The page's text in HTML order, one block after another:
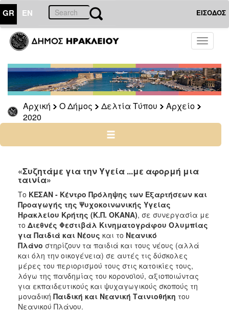
GR EN ΕΙΣΟΔΟΣ
Toggle
Αρχική Ο Δήμος Δελτία Τύπου
Αρχείο
2020
ΔΗΜΟΣ
Δελτία
Τύπου
Αρχείο
2026
2025
2022
2021
2020
2019
2018
2017
2016
2015
2013
2012
«Συζητάμε για την Υγεία ...με αφορμή μια
ταινία»
Το ΚΕΣΑΝ - Κέντρο Πρόληψης των Εξαρτήσεων και
Προαγωγής της Ψυχοκοινωνικής Υγείας
Ηρακλείου Κρήτης (Κ.Π. ΟΚΑΝΑ), σε συνεργασία με
το Διεθνές Φεστιβάλ Κινηματογράφου Ολυμπίας
για Παιδιά και Νέους και το Νεανικό
Πλάνο στηρίζουν τα παιδιά και τους νέους (αλλά
και όλη την οικογένεια) σε αυτές τις δύσκολες
μέρες του περιορισμού τους στις κατοικίες τους,
λόγω της πανδημίας του κορονοϊού, αξιοποιώντας
για εκπαιδευτικούς και ψυχαγωγικούς σκοπούς τη
μοναδική Παιδική και Νεανική Ταινιοθήκη του
Νεανικού Πλάνου.